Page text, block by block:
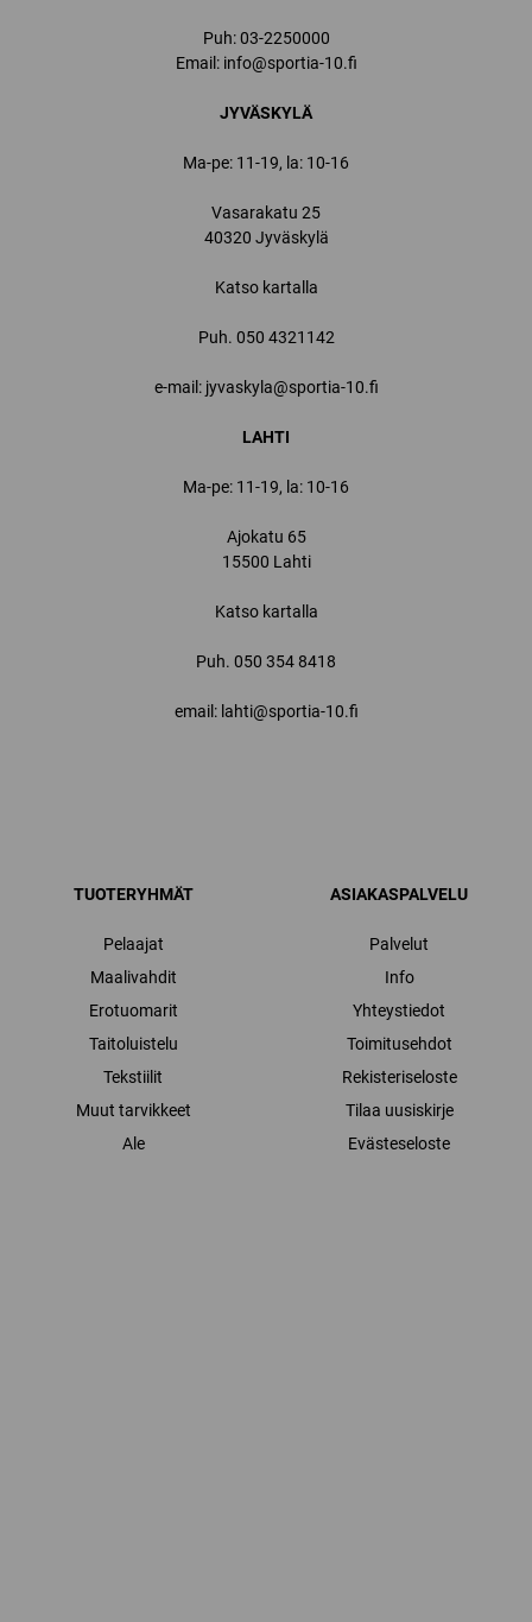
Puh:03-2250000
Email: info@sportia-10.fi
JYVÄSKYLÄ
Ma-pe: 11-19, la: 10-16
Vasarakatu 25
40320 Jyväskylä
Katso kartalla
Puh. 050 4321142
e-mail: jyvaskyla@sportia-10.fi
LAHTI
Ma-pe: 11-19, la: 10-16
Ajokatu 65
15500 Lahti
Katso kartalla
Puh. 050 354 8418
email: lahti@sportia-10.fi
TUOTERYHMÄT
Pelaajat
Maalivahdit
Erotuomarit
Taitoluistelu
Tekstiilit
Muut tarvikkeet
Ale
ASIAKASPALVELU
Palvelut
Info
Yhteystiedot
Toimitusehdot
Rekisteriseloste
Tilaa uusiskirje
Evästeseloste